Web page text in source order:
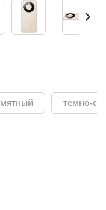
мятный темно-